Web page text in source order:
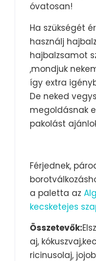
óvatosan!
Ha szükségét
használj
hajbalzsamot
,mondjuk
így extra
De neked
megoldásnak
pakolást
Férjednek,
a paletta az
kecsketejes
Összetevők:
aj,
ricinusolaj,